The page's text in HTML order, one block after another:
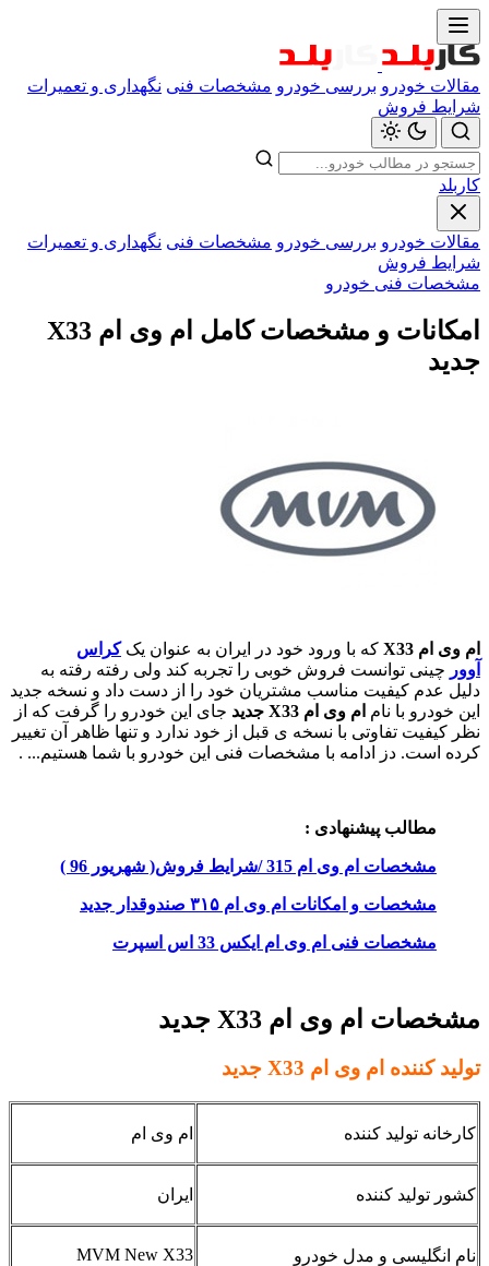
مقالات خودرو بررسی خودرو مشخصات فنی نگهداری و تعمیرات
شرایط فروش
کاربلد
مقالات خودرو بررسی خودرو مشخصات فنی نگهداری و تعمیرات
شرایط فروش
مشخصات فنی خودرو
امکانات و مشخصات کامل ام وی ام X33
جدید
ام وی ام که با ورود خود در ایران به عنوان یککراس
آوور چینی توانست فروش خوبی را تجربه کند ولی رفته رفته به
دلیل عدم کیفیت مناسب مشتریان خود را از دست داد و نسخه جدید
این خودرو با نام ام وی ام X33 جدید
جای این خودرو را گرفت که از
نظر کیفیت تفاوتی با نسخه ی قبل از خود ندارد و تنها ظاهر آن تغییر
کرده است. دز ادامه با مشخصات فنی این خودرو با شما هستیم... .
مطالب پیشنهادی :
مشخصات ام وی ام 315 /شرایط فروش( شهریور 96 )
مشخصات و امکانات ام وی ام ۳۱۵ صندوقدار جدید
مشخصات فنی ام وی ام ایکس 33 اس اسپرت
مشخصات ام وی ام
تولید کننده ام وی ام
کارخانه تولید کننده ام وی ام
کشور تولید کننده ایران
نام انگلیسی و مدل خودرو MVM New X33